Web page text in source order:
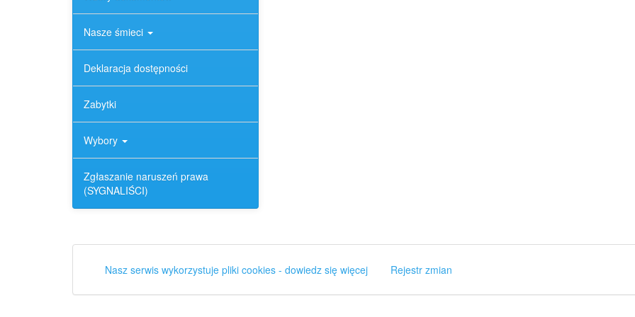
Nasze śmieci
Deklaracja dostępności
Zabytki
Wybory
Zgłaszanie naruszeń prawa
(SYGNALIŚCI)
Nasz serwis wykorzystuje pliki cookies - dowiedz się więcej Rejestr zmian